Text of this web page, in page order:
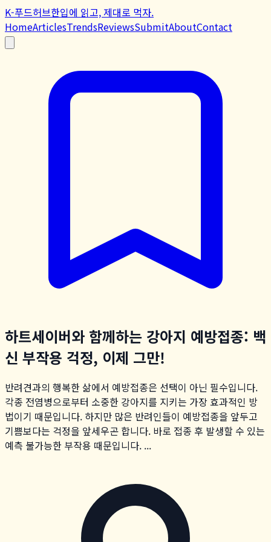
K-푸드허브한입에 읽고, 제대로 먹자.
HomeArticlesTrendsReviewsSubmitAboutContact
하트세이버와 함께하는 강아지 예방접종: 백
신 부작용 걱정, 이제 그만!
반려견과의 행복한 삶에서 예방접종은 선택이 아닌 필수입니다.
각종 전염병으로부터 소중한 강아지를 지키는 가장 효과적인 방
법이기 때문입니다. 하지만 많은 반려인들이 예방접종을 앞두고
기쁨보다는 걱정을 앞세우곤 합니다. 바로 접종 후 발생할 수 있는
예측 불가능한 부작용 때문입니다. ...